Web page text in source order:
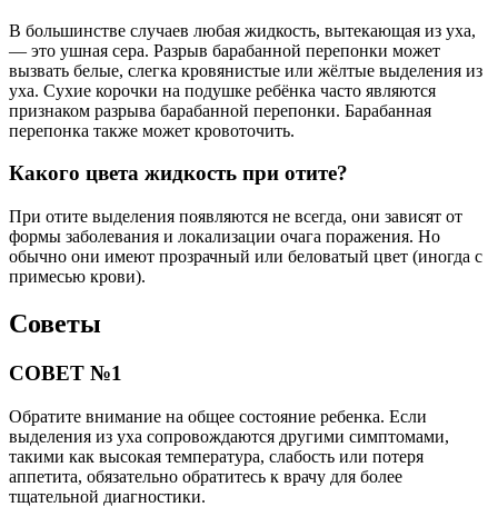
В большинстве случаев любая жидкость, вытекающая из уха,
— это ушная сера. Разрыв барабанной перепонки может
вызвать белые, слегка кровянистые или жёлтые выделения из
уха. Сухие корочки на подушке ребёнка часто являются
признаком разрыва барабанной перепонки. Барабанная
перепонка также может кровоточить.
Какого цвета жидкость при отите?
При отите выделения появляются не всегда, они зависят от
формы заболевания и локализации очага поражения. Но
обычно они имеют прозрачный или беловатый цвет (иногда с
примесью крови).
Советы
СОВЕТ №1
Обратите внимание на общее состояние ребенка. Если
выделения из уха сопровождаются другими симптомами,
такими как высокая температура, слабость или потеря
аппетита, обязательно обратитесь к врачу для более
тщательной диагностики.